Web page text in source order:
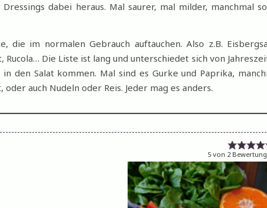
dabei heraus. Mal saurer, mal milder, manchmal
die im normalen Gebrauch auftauchen. Also z.B.
Rucola… Die Liste ist lang und unterschiedet sich von
den Salat kommen. Mal sind es Gurke und Paprika,
auch Nudeln oder Reis. Jeder mag es anders.
5 von 2